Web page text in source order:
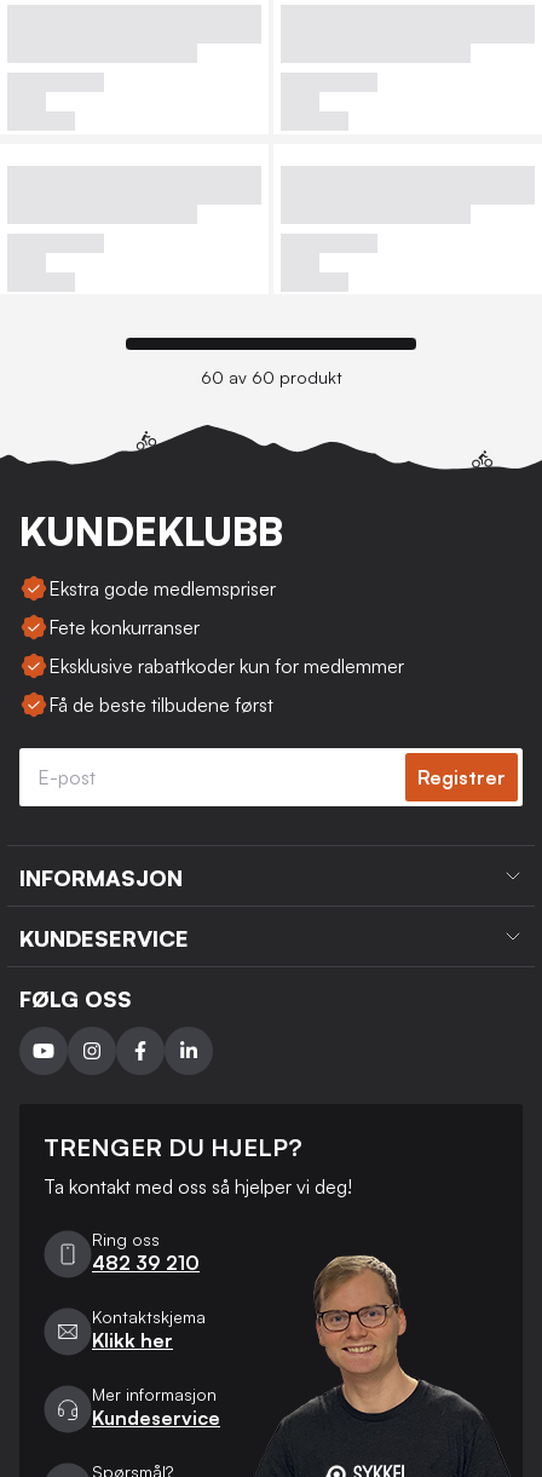
60 av 60 produkt
KUNDEKLUBB
Ekstra gode medlemspriser
Fete konkurranser
Eksklusive rabattkoder kun for medlemmer
Få de beste tilbudene først
Registrer
INFORMASJON
KUNDESERVICE
FØLG OSS
TRENGER DU HJELP?
Ta kontakt med oss ​​så hjelper vi deg!
Ring oss
482 39 210
Kontaktskjema
Klikk her
Mer informasjon
Kundeservice
Spørsmål?